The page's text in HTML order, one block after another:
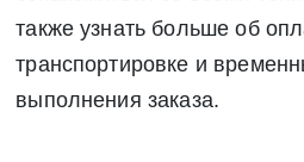
также узнать больше об
транспортировке и
выполнения заказа.